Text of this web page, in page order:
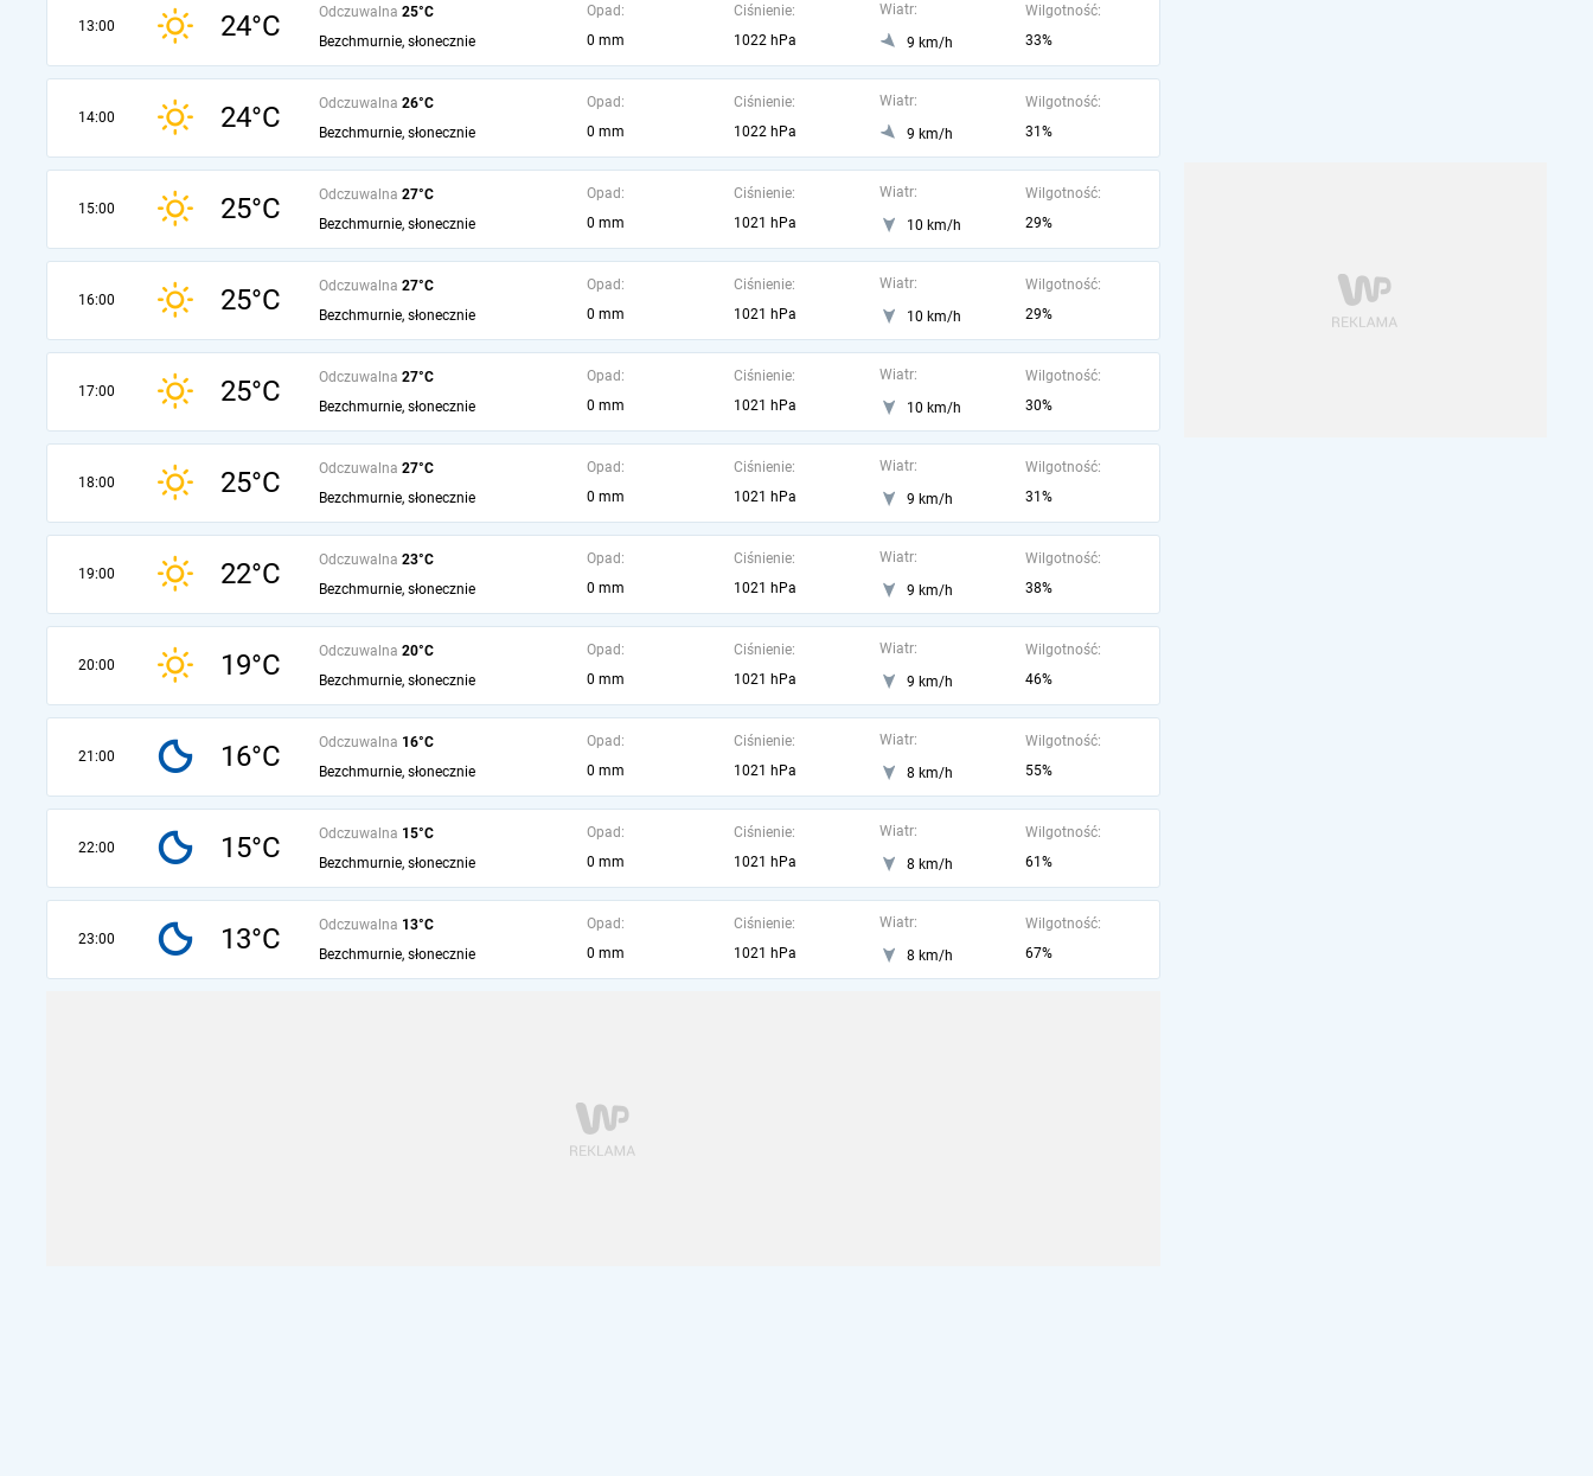
13:00 24°C Odczuwalna 25°C
Bezchmurnie, słonecznie
Opad:
0 mm
Ciśnienie:
1022 hPa
Wiatr:
9 km/h
Wilgotność:
33%
14:00 24°C Odczuwalna 26°C
Bezchmurnie, słonecznie
Opad:
0 mm
Ciśnienie:
1022 hPa
Wiatr:
9 km/h
Wilgotność:
31%
15:00 25°C Odczuwalna 27°C
Bezchmurnie, słonecznie
Opad:
0 mm
Ciśnienie:
1021 hPa
Wiatr:
10 km/h
Wilgotność:
29%
16:00 25°C Odczuwalna 27°C
Bezchmurnie, słonecznie
Opad:
0 mm
Ciśnienie:
1021 hPa
Wiatr:
10 km/h
Wilgotność:
29%
17:00 25°C Odczuwalna 27°C
Bezchmurnie, słonecznie
Opad:
0 mm
Ciśnienie:
1021 hPa
Wiatr:
10 km/h
Wilgotność:
30%
18:00 25°C Odczuwalna 27°C
Bezchmurnie, słonecznie
Opad:
0 mm
Ciśnienie:
1021 hPa
Wiatr:
9 km/h
Wilgotność:
31%
19:00 22°C Odczuwalna 23°C
Bezchmurnie, słonecznie
Opad:
0 mm
Ciśnienie:
1021 hPa
Wiatr:
9 km/h
Wilgotność:
38%
20:00 19°C Odczuwalna 20°C
Bezchmurnie, słonecznie
Opad:
0 mm
Ciśnienie:
1021 hPa
Wiatr:
9 km/h
Wilgotność:
46%
21:00 16°C Odczuwalna 16°C
Bezchmurnie, słonecznie
Opad:
0 mm
Ciśnienie:
1021 hPa
Wiatr:
8 km/h
Wilgotność:
55%
22:00 15°C Odczuwalna 15°C
Bezchmurnie, słonecznie
Opad:
0 mm
Ciśnienie:
1021 hPa
Wiatr:
8 km/h
Wilgotność:
61%
23:00 13°C Odczuwalna 13°C
Bezchmurnie, słonecznie
Opad:
0 mm
Ciśnienie:
1021 hPa
Wiatr:
8 km/h
Wilgotność:
67%